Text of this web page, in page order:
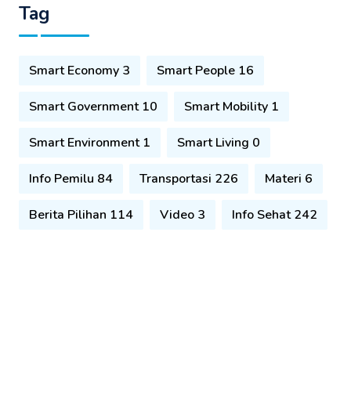
Tag
Smart Economy 3 Smart People 16
Smart Government 10 Smart Mobility 1
Smart Environment 1 Smart Living 0
Info Pemilu 84 Transportasi 226 Materi 6
Berita Pilihan 114 Video 3 Info Sehat 242